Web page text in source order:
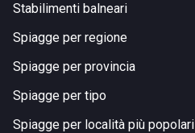
Stabilimenti balneari
Spiagge per regione
Spiagge per provincia
Spiagge per tipo
Spiagge per località più popolari